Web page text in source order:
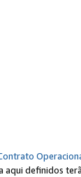
definidos